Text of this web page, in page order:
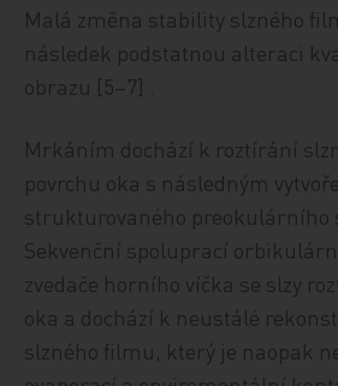
Malá změna stability slzného
následek podstatnou alteraci
obrazu [5–7] .
Mrkáním dochází k roztírání
povrchu oka s následným
strukturovaného preokulárního
Sekvenční spoluprací
zvedače horního víčka se slzy
oka a dochází k neustálé
slzného filmu, který je naopak